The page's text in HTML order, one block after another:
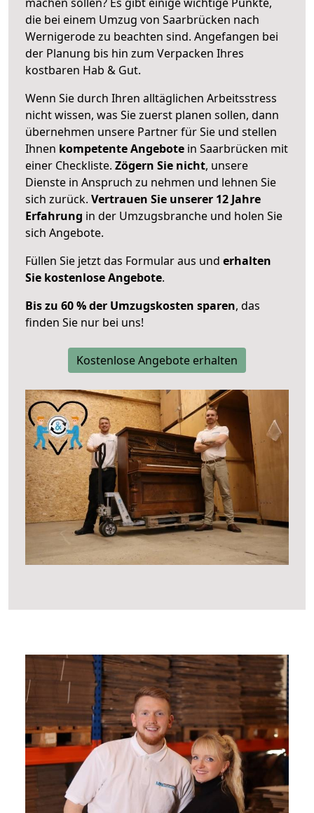
die bei einem Umzug von Saarbrücken nach
Wernigerode zu beachten sind. Angefangen bei
der Planung bis hin zum Verpacken Ihres
kostbaren Hab & Gut.
Wenn Sie durch Ihren alltäglichen Arbeitsstress
nicht wissen, was Sie zuerst planen sollen, dann
übernehmen unsere Partner für Sie und stellen
Ihnen kompetente Angebote in Saarbrücken mit
einer Checkliste. Zögern Sie nicht, unsere
Dienste in Anspruch zu nehmen und lehnen Sie
sich zurück. Vertrauen Sie unserer 12 Jahre
Erfahrung in der Umzugsbranche und holen Sie
sich Angebote.
Füllen Sie jetzt das Formular aus und erhalten
Sie kostenlose Angebote.
Bis zu 60 % der Umzugskosten sparen, das
finden Sie nur bei uns!
Kostenlose Angebote erhalten